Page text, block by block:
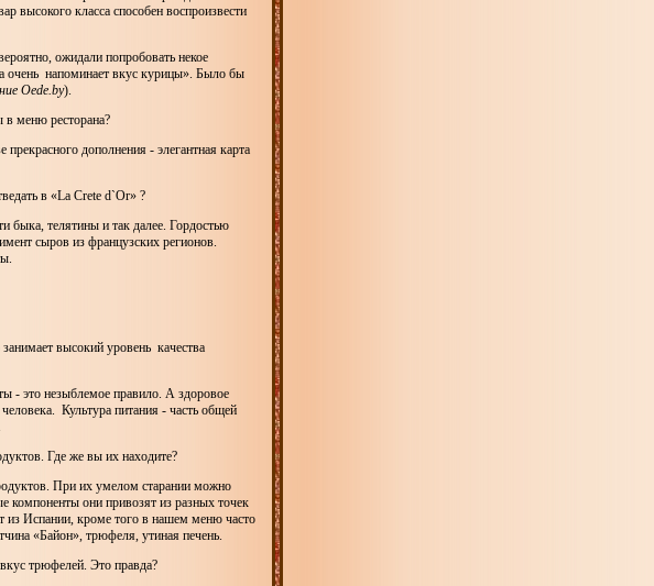
высокого класса способен воспроизвести
ожидали попробовать некое
очень напоминает вкус курицы». Было бы
Oede.by).
в меню ресторана?
дополнения - элегантная карта
в «La Crete d`Or» ?
быка, телятины и так далее. Гордостью
сыров из французских регионов.
высокий уровень качества
- это незыблемое правило. А здоровое
Культура питания - часть общей
Где же вы их находите?
При их умелом старании можно
компоненты они привозят из разных точек
Испании, кроме того в нашем меню часто
«Байон», трюфеля, утиная печень.
трюфелей. Это правда?